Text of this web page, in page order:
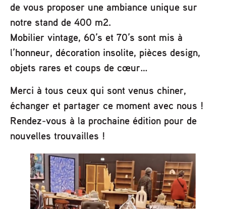
de vous proposer une ambiance unique sur
notre stand de 400 m2.
Mobilier vintage, 60’s et 70’s sont mis à
l’honneur, décoration insolite, pièces design,
objets rares et coups de cœur…
Merci à tous ceux qui sont venus chiner,
échanger et partager ce moment avec nous !
Rendez-vous à la prochaine édition pour de
nouvelles trouvailles !